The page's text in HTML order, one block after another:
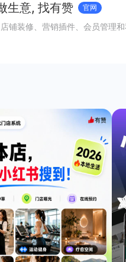
生意, 找有赞 官网
铺装修、营销插件、会员管理